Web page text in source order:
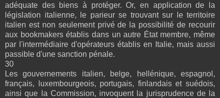
adéquate des biens à protéger. Or, en application de la
législation italienne, le parieur se trouvant sur le territoire
italien est non seulement privé de la possibilité de recourir
aux bookmakers établis dans un autre État membre, même
par l'intermédiaire d'opérateurs établis en Italie, mais aussi
passible d'une sanction pénale.
30
Les gouvernements italien, belge, hellénique, espagnol,
français, luxembourgeois, portugais, finlandais et suédois,
ainsi que la Commission, invoquent la jurisprudence de la